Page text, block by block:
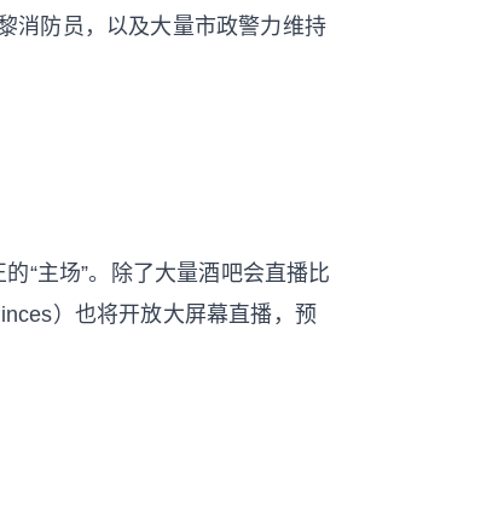
消防员，以及大量市政警力维持
“主场”。除了大量酒吧会直播比
）也将开放大屏幕直播，预